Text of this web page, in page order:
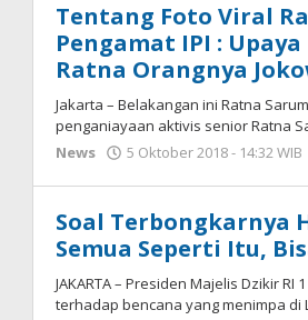
Tentang Foto Viral
Pengamat IPI :
Ratna Orangnya
Jakarta – Belakangan ini Ratna
penganiayaan aktivis senior Ratna
News
5 Oktober 2018 - 14:32 WIB
Soal Terbongkarnya
Semua Seperti Itu,
JAKARTA – Presiden Majelis Dzikir
terhadap bencana yang menimpa di